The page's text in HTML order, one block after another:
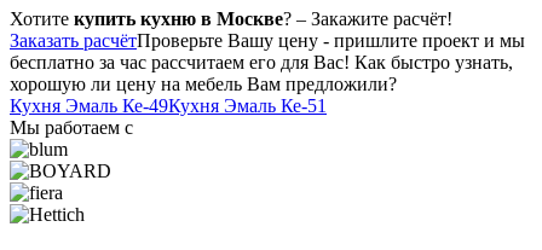
Хотите купить кухню в Москве? – Закажите расчёт!
Заказать расчётПроверьте Вашу цену - пришлите проект и мы
бесплатно за час рассчитаем его для Вас! Как быстро узнать,
хорошую ли цену на мебель Вам предложили?
Кухня Эмаль Ке-49Кухня Эмаль Ке-51
Мы работаем с